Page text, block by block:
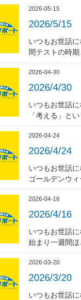
2026-05-15
2026/5/15
いつもお世話
間テストの時
2026-04-30
2026/4/30
いつもお世話
「考える」と
2026-04-24
2026/4/24
いつもお世話
ゴールデンウ
2026-04-16
2026/4/16
いつもお世話
始まり一週間
2026-03-20
2026/3/20
いつもお世話